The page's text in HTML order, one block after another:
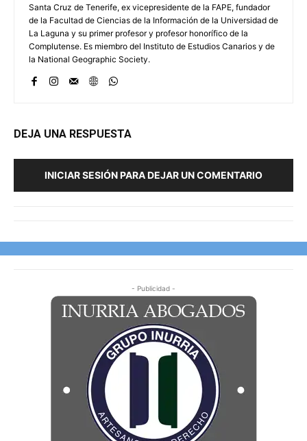
Santa Cruz de Tenerife, ex vicepresidente de la FAPE, fundador
de la Facultad de Ciencias de la Información de la Universidad de
La Laguna y su primer profesor y profesor honorífico de la
Complutense. Es miembro del Instituto de Estudios Canarios y de
la National Geographic Society.
DEJA UNA RESPUESTA
INICIAR SESIÓN PARA DEJAR UN COMENTARIO
- Publicidad -